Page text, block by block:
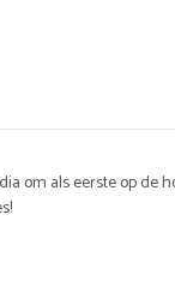
om als eerste op de